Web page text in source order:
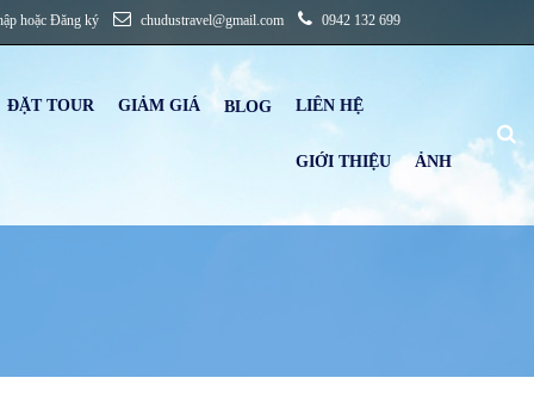
hoặc Đăng ký chudustravel@gmail.com 0942 132 699
ĐẶT TOUR GIẢM GIÁ BLOG LIÊN HỆ
GIỚI THIỆU ẢNH